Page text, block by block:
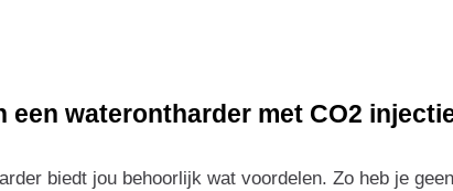
een waterontharder met CO2
biedt jou behoorlijk wat voordelen. Zo heb je